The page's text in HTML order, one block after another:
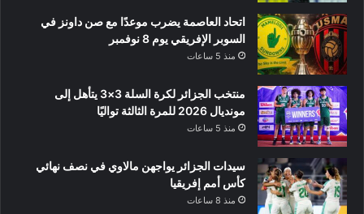
اتحاد العاصمة يضرب موعدًا مع صن داونز في
السوبر الإفريقي يوم 8 نوفمبر
منذ 5 ساعات
منتخب الجزائر لكرة السلة 3×3 يتأهل إلى
مونديال 2026 للمرة الثالثة تواليًا
منذ 5 ساعات
سيدات الجزائر يواجهن مالاوي في نصف نهائي
كأس أمم إفريقيا
منذ 8 ساعات